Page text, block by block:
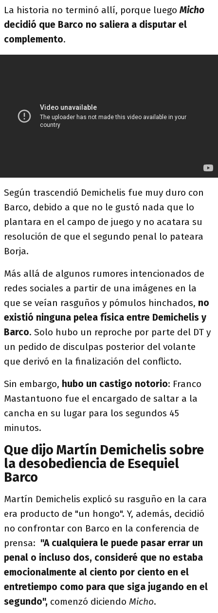
La historia no terminó allí, porque luego Micho
decidió que Barco no saliera a disputar el
complemento.
Según trascendió Demichelis fue muy duro con
Barco, debido a que no le gustó nada que lo
plantara en el campo de juego y no acatara su
resolución de que el segundo penal lo pateara
Borja.
Más allá de algunos rumores intencionados de
redes sociales a partir de una imágenes en la
que se veían rasguños y pómulos hinchados, no
existió ninguna pelea física entre Demichelis y
Barco. Solo hubo un reproche por parte del DT y
un pedido de disculpas posterior del volante
que derivó en la finalización del conflicto.
Sin embargo, hubo un castigo notorio: Franco
Mastantuono fue el encargado de saltar a la
cancha en su lugar para los segundos 45
minutos.
Que dijo Martín Demichelis sobre
la desobediencia de Esequiel
Barco
Martín Demichelis explicó su rasguño en la cara
era producto de "un hongo". Y, además, decidió
no confrontar con Barco en la conferencia de
prensa: "A cualquiera le puede pasar errar un
penal o incluso dos, consideré que no estaba
emocionalmente al ciento por ciento en el
entretiempo como para que siga jugando en el
segundo", comenzó diciendo Micho.